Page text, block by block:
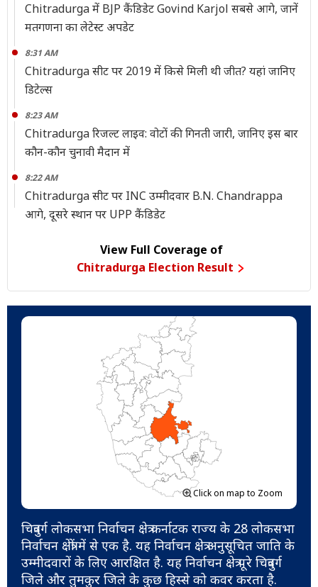
Chitradurga में BJP कैंडिडेट Govind Karjol सबसे आगे, जानें
मतगणना का लेटेस्ट अपडेट
8:31 AM
Chitradurga सीट पर 2019 में किसे मिली थी जीत? यहां जानिए
डिटेल्स
8:23 AM
Chitradurga रिजल्ट लाइव: वोटों की गिनती जारी, जानिए इस बार
कौन-कौन चुनावी मैदान में
8:22 AM
Chitradurga सीट पर INC उम्मीदवार B.N. Chandrappa
आगे, दूसरे स्थान पर UPP कैंडिडेट
View Full Coverage of
Chitradurga Election Result
Click on map to Zoom
चित्रदुर्ग लोकसभा निर्वाचन क्षेत्र कर्नाटक राज्य के 28 लोकसभा
निर्वाचन क्षेत्रों में से एक है. यह निर्वाचन क्षेत्र अनुसूचित जाति के
उम्मीदवारों के लिए आरक्षित है. यह निर्वाचन क्षेत्र पूरे चित्रदुर्ग
जिले और तुमकुर जिले के कुछ हिस्से को कवर करता है.